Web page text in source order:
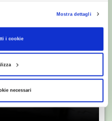
Mostra dettagli
i cookie
necessari
Produttori